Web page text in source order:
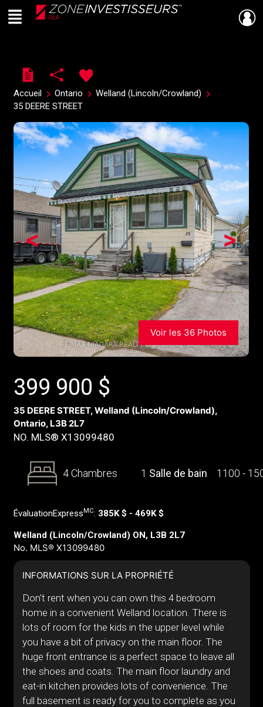
Live
En Direct
Menu
Accueil Ontario
Welland (Lincoln/Crowland)
35 DEERE STREET
>
<
Voir les 36 Photos
399 900 $
35 DEERE STREET, Welland (Lincoln/Crowland),
Ontario, L3B 2L7
NO. MLS® X13099480
4 Chambres 1 Salle de bain 1100 -
ÉvaluationExpress MC: 385K $ - 469K $
Welland (Lincoln/Crowland) ON, L3B 2L7
No. MLS® X13099480
INFORMATIONS SUR LA PROPRIÉTÉ
Don't rent when you can own this 4 bedroom
home in a convenient Welland location. There is
lots of room for the kids in the upper level while
you have a bit of privacy on the main floor. The
huge front entrance is a perfect space to leave all
the shoes and coats. The main floor laundry and
eat-in kitchen provides lots of convenience. The
full basement is ready for you to complete as you